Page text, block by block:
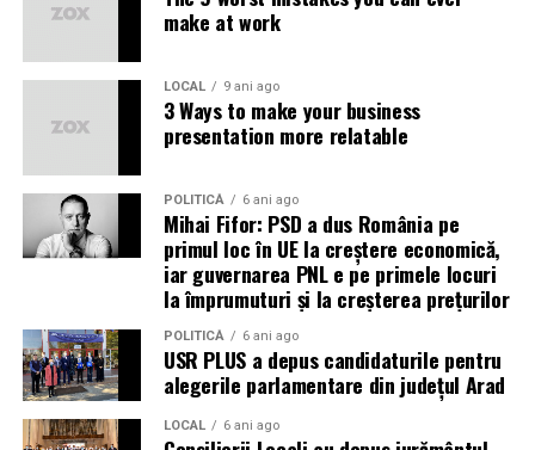
make at work
LOCAL 9 ani ago
3 Ways to make your business
presentation more relatable
POLITICĂ 6 ani ago
Mihai Fifor: PSD a dus România pe
primul loc în UE la creștere economică,
iar guvernarea PNL e pe primele locuri
la împrumuturi și la creșterea prețurilor
POLITICĂ 6 ani ago
USR PLUS a depus candidaturile pentru
alegerile parlamentare din județul Arad
LOCAL 6 ani ago